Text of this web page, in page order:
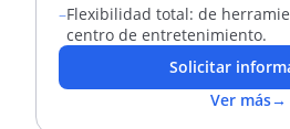
–Flexibilidad total: de
centro de entretenimiento.
Solicitar
Ver más→